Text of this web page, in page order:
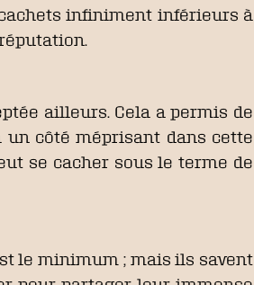
cachets infiniment inférieurs à
ailleurs. Cela a permis de
un côté méprisant dans cette
se cacher sous le terme de
le minimum ; mais ils savent